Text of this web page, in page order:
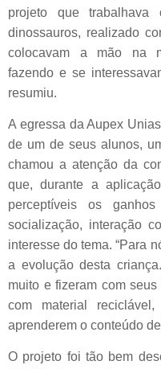
projeto que
dinossauros, realizado
colocavam a mão na
fazendo e se
resumiu.
A egressa da Aupex
de um de seus alunos,
chamou a atenção da
que, durante a
perceptíveis os
socialização, interação
interesse do tema. “Para
a evolução desta
muito e fizeram com
com material
aprenderem o conteúdo
O projeto foi tão bem